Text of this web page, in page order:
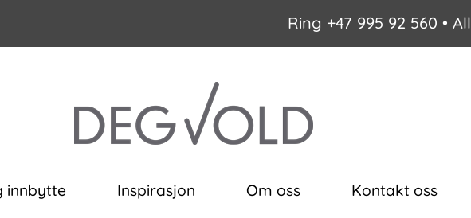
Ring +47 995 92 560 •
innbytte Inspirasjon Om oss Kontakt oss